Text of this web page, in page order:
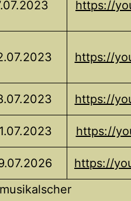
https://
https://
https://
https://
https://